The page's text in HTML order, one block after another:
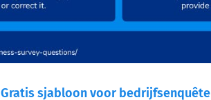
Gratis sjabloon voor bedrijfsenquête